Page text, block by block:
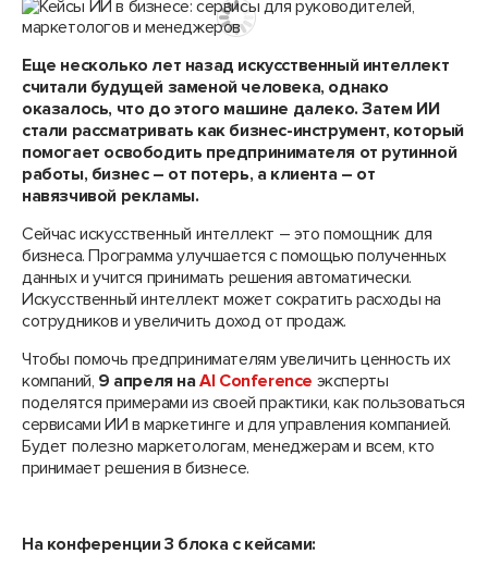
Еще несколько лет назад искусственный интеллект
считали будущей заменой человека, однако
оказалось, что до этого машине далеко. Затем ИИ
стали рассматривать как бизнес-инструмент, который
помогает освободить предпринимателя от рутинной
работы, бизнес – от потерь, а клиента – от
навязчивой рекламы.
Сейчас искусственный интеллект – это помощник для
бизнеса. Программа улучшается с помощью полученных
данных и учится принимать решения автоматически.
Искусственный интеллект может сократить расходы на
сотрудников и увеличить доход от продаж.
Чтобы помочь предпринимателям увеличить ценность их
компаний, 9 апреля наAI Conference эксперты
поделятся примерами из своей практики, как пользоваться
сервисами ИИ в маркетинге и для управления компанией.
Будет полезно маркетологам, менеджерам и всем, кто
принимает решения в бизнесе.
На конференции 3 блока с кейсами: